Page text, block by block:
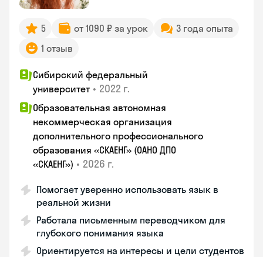
5 от 1090 ₽ за урок
3 года опыта
1 отзыв
Сибирский федеральный
университет • 2022 г.
Образовательная автономная
некоммерческая организация
дополнительного профессионального
образования «СКАЕНГ» (ОАНО ДПО
«СКАЕНГ») • 2026 г.
Помогает уверенно использовать язык в
реальной жизни
Работала письменным переводчиком для
глубокого понимания языка
Ориентируется на интересы и цели студентов